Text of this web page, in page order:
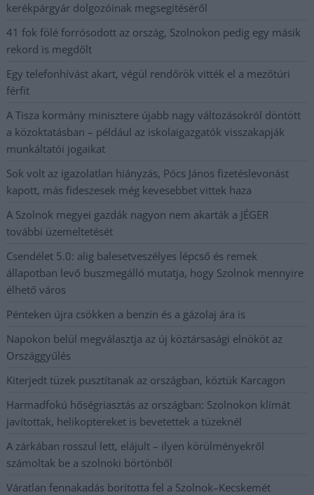
kerékpárgyár dolgozóinak megsegítéséről
41 fok fölé forrósodott az ország, Szolnokon pedig egy másik
rekord is megdőlt
Egy telefonhívást akart, végül rendőrök vitték el a mezőtúri
férfit
A Tisza kormány minisztere újabb nagy változásokról döntött
a közoktatásban – például az iskolaigazgatók visszakapják
munkáltatói jogaikat
Sok volt az igazolatlan hiányzás, Pócs János fizetéslevonást
kapott, más fideszesek még kevesebbet vittek haza
A Szolnok megyei gazdák nagyon nem akarták a JÉGER
további üzemeltetését
Csendélet 5.0: alig balesetveszélyes lépcső és remek
állapotban levő buszmegálló mutatja, hogy Szolnok mennyire
élhető város
Pénteken újra csökken a benzin és a gázolaj ára is
Napokon belül megválasztja az új köztársasági elnököt az
Országgyűlés
Kiterjedt tüzek pusztítanak az országban, köztük Karcagon
Harmadfokú hőségriasztás az országban: Szolnokon klímát
javítottak, helikoptereket is bevetettek a tüzeknél
A zárkában rosszul lett, elájult – ilyen körülményekről
számoltak be a szolnoki börtönből
Váratlan fennakadás borította fel a Szolnok–Kecskemét